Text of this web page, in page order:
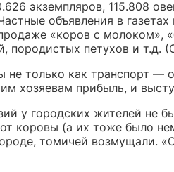
экземпляров, 115.808
объявления в газетах
«коров с молоком»,
породистых петухов и т.д.
только как транспорт —
хозяевам прибыль, и
у городских жителей не
коровы (а их тоже было
томичей возмущали.